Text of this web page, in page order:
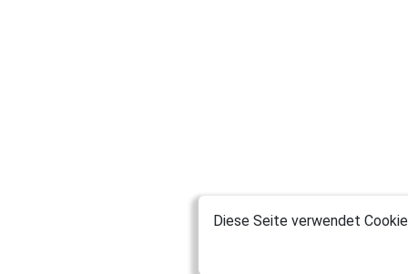
Diese Seite verwendet